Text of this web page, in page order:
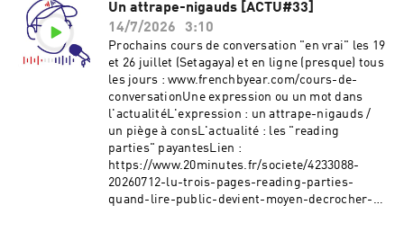
語)Hébergé par Ausha. Visitez
ausha.co/politique-de-confidentialite pour plus
d'informations.
Un attrape-nigauds [ACTU#33]
14/7/2026
3:10
Prochains cours de conversation "en vrai" les 19
et 26 juillet (Setagaya) et en ligne (presque) tous
les jours : www.frenchbyear.com/cours-de-
conversationUne expression ou un mot dans
l'actualitéL'expression : un attrape-nigauds /
un piège à consL'actualité : les "reading
parties" payantesLien :
https://www.20minutes.fr/societe/4233088-
20260712-lu-trois-pages-reading-parties-
quand-lire-public-devient-moyen-decrocher-